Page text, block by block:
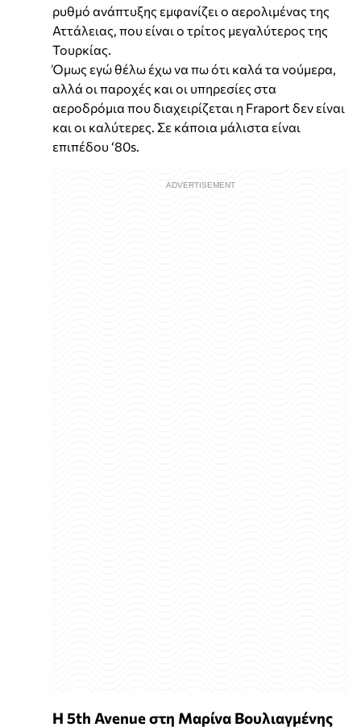
ρυθµό ανάπτυξης εµφανίζει ο αερολιµένας της
Αττάλειας, που είναι ο τρίτος µεγαλύτερος της
Τουρκίας.
Όμως εγώ θέλω έχω να πω ότι καλά τα νούμερα,
αλλά οι παροχές και οι υπηρεσίες στα
αεροδρόμια που διαχειρίζεται η Fraport δεν είναι
και οι καλύτερες. Σε κάποια μάλιστα είναι
επιπέδου ‘80s.
Η 5th Avenue στη Μαρίνα Βουλιαγμένης